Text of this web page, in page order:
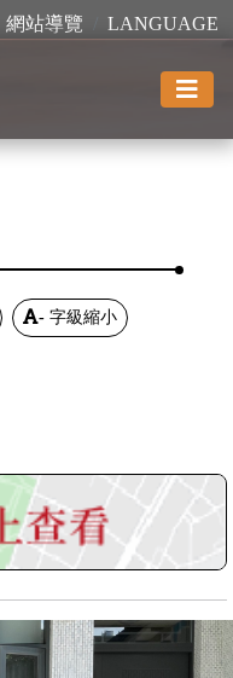
網站導覽 LANGUAGE
- 字級縮小